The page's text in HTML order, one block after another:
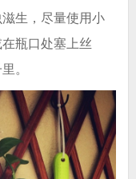
生，尽量使用小
瓶口处塞上丝
。